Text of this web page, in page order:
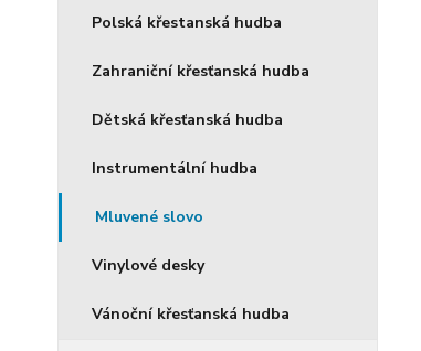
Polská křestanská hudba
Zahraniční křesťanská hudba
Dětská křesťanská hudba
Instrumentální hudba
Mluvené slovo
Vinylové desky
Vánoční křesťanská hudba